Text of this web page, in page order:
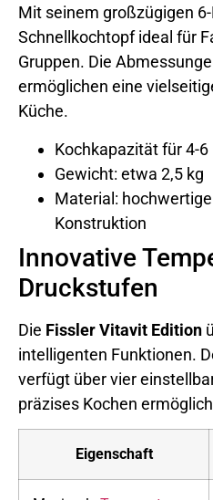
Mit seinem großzügigen
Schnellkochtopf ideal für
Gruppen. Die
ermöglichen eine
Küche.
Kochkapazität für 4-6
Gewicht: etwa 2,5 kg
Material:
Konstruktion
Innovative
Druckstufen
Die Fissler Vitavit Edition
intelligenten Funktionen.
verfügt über vier
präzises Kochen
Eigenschaft